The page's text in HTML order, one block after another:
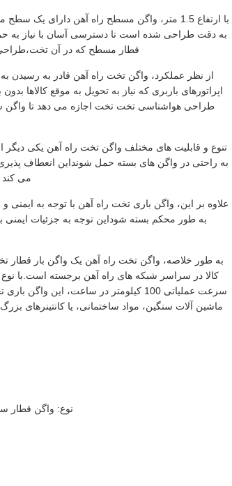
با ارتفاع 1.5 متر، واگن مسطح راه آهن
به دقت طراحی شده است تا دسترسی آسان با نیاز به
قطار مسطح که در آن تخت،طراحی
طراحی هواشناسی تخت تخت اجازه می دهد تا واگن
تنوع و قابلیت های مختلف واگن تخت راه آهن یکی
به راحتی در واگن های بسته حمل شونداین انعطاف
می کند
علاوه بر این، واگن باری تخت راه آهن با توجه به
به طور محکم بسته شوداین توجه به جزئیات ایمنی
به طور خلاصه، واگن تخت راه آهن یک واگن بار قطار
سرعت عملیاتی 100 کیلومتر در ساعت،
ماشین آلات سنگین، مواد ساختمانی، یا کانتینرهای
نوع: واگن